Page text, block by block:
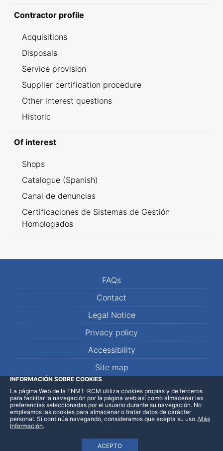
Contractor profile
Acquisitions
Disposals
Service provision
Supplier certification procedure
Other interest questions
Historic
Of interest
Shops
Catalogue (Spanish)
Canal de denuncias
Certificaciones de Sistemas de Gestión
Homologados
FAQs
Contact
Legal Notice
Privacy policy
Accessibility
Site map
LinkedInFacebookWhatsApp
INFORMACIÓN SOBRE COOKIES
La página Web de la FNMT-RCM utiliza cookies propias y de terceros
para facilitar la navegación por la página web así como almacenar las
preferencias seleccionadas por el usuario durante su navegación. No
empleamos las cookies para almacenar o tratar datos de carácter
personal. Si continúa navegando, consideramos que acepta su uso
ACEPTO
.Más
Información.